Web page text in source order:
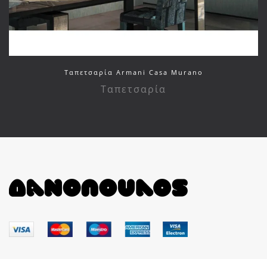
Ταπετσαρία Armani Casa Murano
Ταπετσαρία